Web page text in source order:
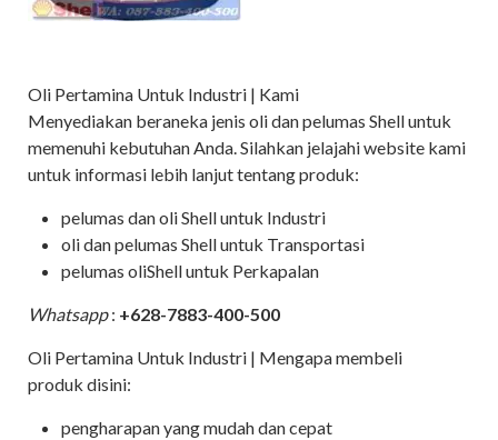
Oli Pertamina Untuk Industri | Kami
Menyediakan beraneka jenis oli dan pelumas Shell untuk
memenuhi kebutuhan Anda. Silahkan jelajahi website kami
untuk informasi lebih lanjut tentang produk:
pelumas dan oli Shell untuk Industri
oli dan pelumas Shell untuk Transportasi
pelumas oliShell untuk Perkapalan
Whatsapp: +628-7883-400-500
Oli Pertamina Untuk Industri | Mengapa membeli
produk disini:
pengharapan yang mudah dan cepat